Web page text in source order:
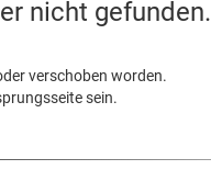
nicht gefunden.
verschoben worden.
sein.